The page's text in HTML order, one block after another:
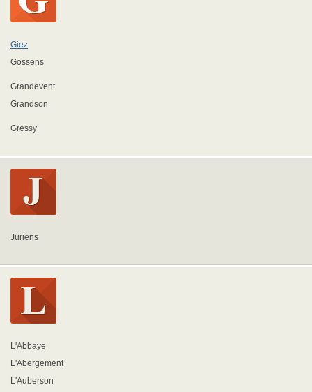
Giez
Gossens
Grandevent
Grandson
Gressy
Juriens
L'Abbaye
L'Abergement
L'Auberson